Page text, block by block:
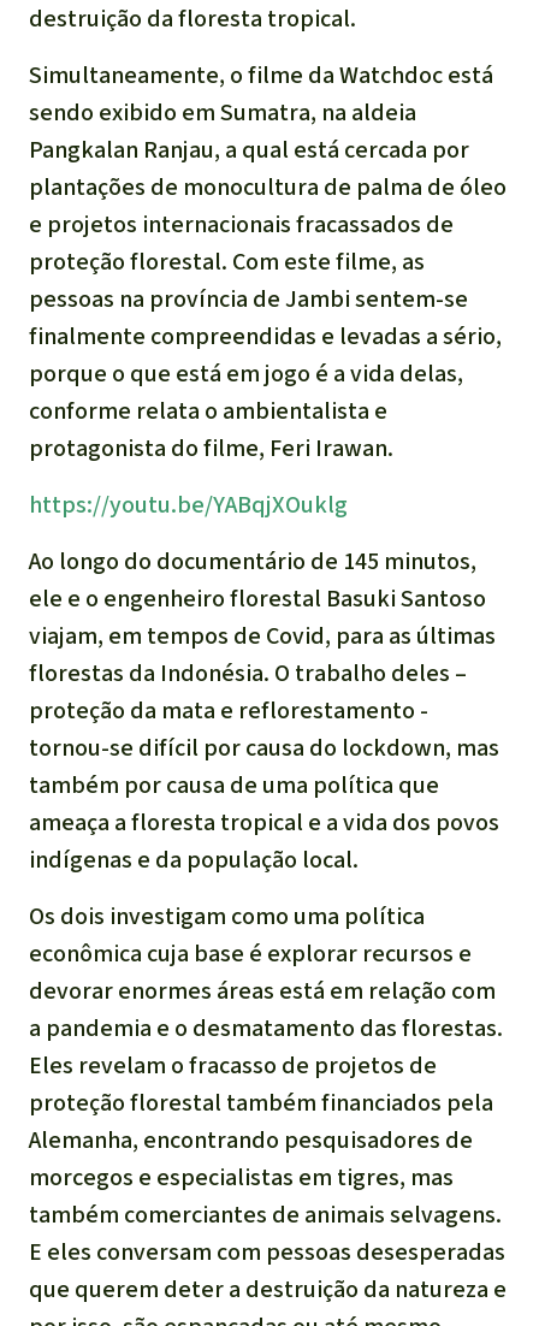
destruição da floresta tropical.
Simultaneamente, o filme da Watchdoc está
sendo exibido em Sumatra, na aldeia
Pangkalan Ranjau, a qual está cercada por
plantações de monocultura de palma de óleo
e projetos internacionais fracassados de
proteção florestal. Com este filme, as
pessoas na província de Jambi sentem-se
finalmente compreendidas e levadas a sério,
porque o que está em jogo é a vida delas,
conforme relata o ambientalista e
protagonista do filme, Feri Irawan.
https://youtu.be/YABqjXOuklg
Ao longo do documentário de 145 minutos,
ele e o engenheiro florestal Basuki Santoso
viajam, em tempos de Covid, para as últimas
florestas da Indonésia. O trabalho deles –
proteção da mata e reflorestamento -
tornou-se difícil por causa do lockdown, mas
também por causa de uma política que
ameaça a floresta tropical e a vida dos povos
indígenas e da população local.
Os dois investigam como uma política
econômica cuja base é explorar recursos e
devorar enormes áreas está em relação com
a pandemia e o desmatamento das florestas.
Eles revelam o fracasso de projetos de
proteção florestal também financiados pela
Alemanha, encontrando pesquisadores de
morcegos e especialistas em tigres, mas
também comerciantes de animais selvagens.
E eles conversam com pessoas desesperadas
que querem deter a destruição da natureza e